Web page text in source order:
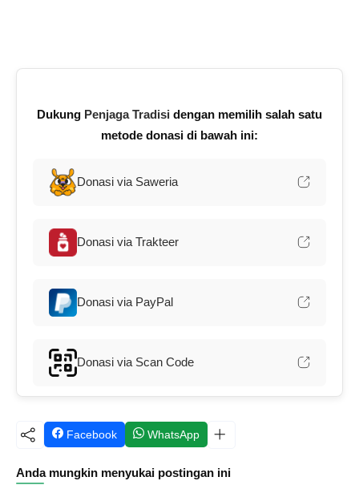
Dukung Penjaga Tradisi dengan memilih salah satu
metode donasi di bawah ini:
Donasi via Saweria
Donasi via Trakteer
Donasi via PayPal
Donasi via Scan Code
Facebook WhatsApp
Anda mungkin menyukai postingan ini